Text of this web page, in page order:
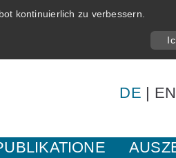
kontinuierlich zu verbessern.
DE | EN